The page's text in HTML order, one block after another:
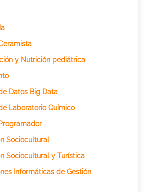
y Nutrición pediátrica
Datos Big Data
Laboratorio Químico
Sociocultural
Sociocultural y Turística
Informáticas de Gestión